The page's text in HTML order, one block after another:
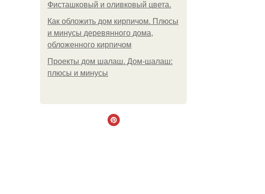
Фисташковый и оливковый цвета.
Как обложить дом кирпичом. Плюсы
и минусы деревянного дома,
обложенного кирпичом
Проекты дом шалаш. Дом-шалаш:
плюсы и минусы